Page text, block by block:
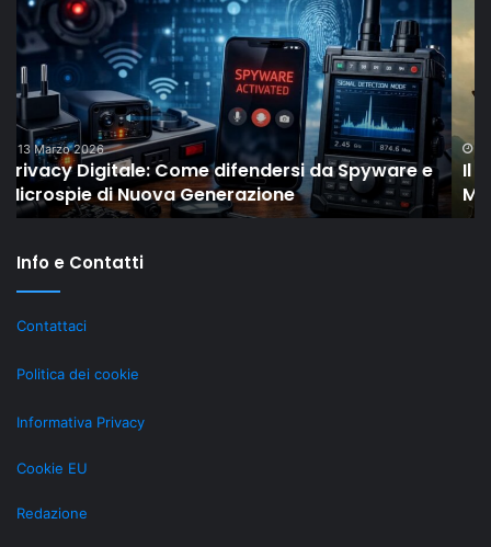
“New
Old”
Drop
di
Shaiya
mostra
come
gli
MMO
storici
rilevanti
LiveOps
18 Febbraio 2026
Il “New Old” Drop di Shaiya mostra come gli
MMO storici restano rilevanti grazie al LiveOps
la
Info e Contatti
Contattaci
Politica dei cookie
Informativa Privacy
Cookie EU
Redazione